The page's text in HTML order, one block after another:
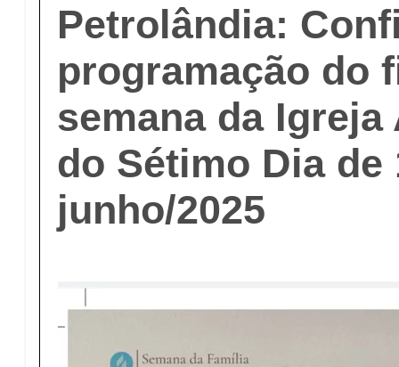
Petrolândia:
programação do
semana da
do Sétimo Dia de
junho/2025